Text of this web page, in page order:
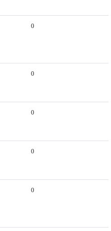
0
0
0
0
0